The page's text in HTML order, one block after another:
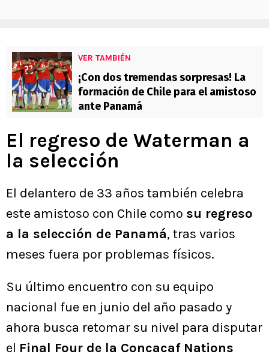
VER TAMBIÉN
¡Con dos tremendas sorpresas! La
formación de Chile para el amistoso
ante Panamá
El regreso de Waterman a
la selección
El delantero de 33 años también celebra
este amistoso con Chile como su regreso
a la selección de Panamá, tras varios
meses fuera por problemas físicos.
Su último encuentro con su equipo
nacional fue en junio del año pasado y
ahora busca retomar su nivel para disputar
el Final Four de la Concacaf Nations